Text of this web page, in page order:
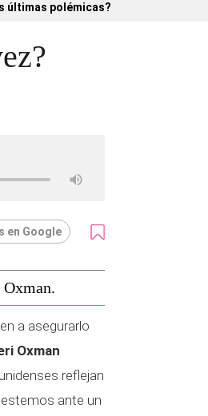
últimas polémicas?
en Google
a asegurarlo
Oxman
reflejan
ante un